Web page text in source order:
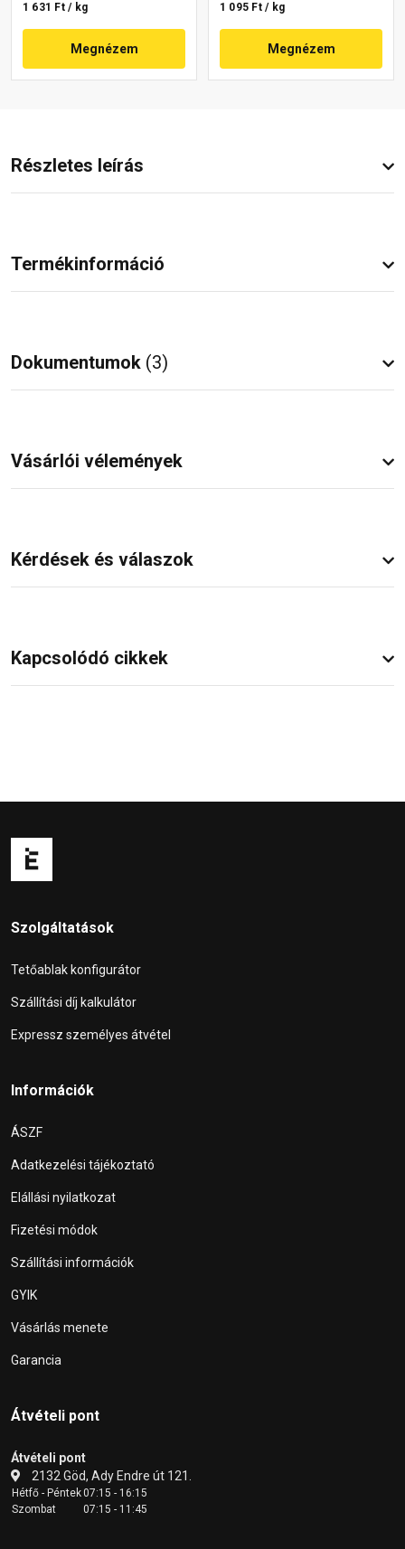
1 631 Ft / kg
Megnézem
1 095 Ft / kg
Megnézem
Részletes leírás
Termékinformáció
Dokumentumok (3)
Vásárlói vélemények
Kérdések és válaszok
Kapcsolódó cikkek
Szolgáltatások
Tetőablak konfigurátor
Szállítási díj kalkulátor
Expressz személyes átvétel
Információk
ÁSZF
Adatkezelési tájékoztató
Elállási nyilatkozat
Fizetési módok
Szállítási információk
GYIK
Vásárlás menete
Garancia
Átvételi pont
Átvételi pont
2132 Göd, Ady Endre út 121.
Hétfő - Péntek07:15 - 16:15
Szombat
07:15 - 11:45